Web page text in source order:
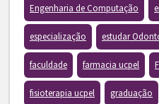
Engenharia de Computação
especialização estudar
faculdade farmacia ucpel
fisioterapia ucpel graduação